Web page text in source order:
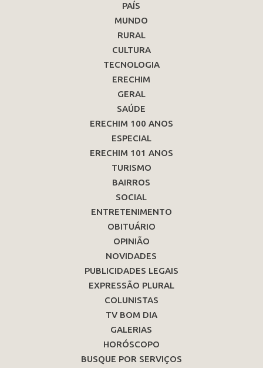
PAÍS
MUNDO
RURAL
CULTURA
TECNOLOGIA
ERECHIM
GERAL
SAÚDE
ERECHIM 100 ANOS
ESPECIAL
ERECHIM 101 ANOS
TURISMO
BAIRROS
SOCIAL
ENTRETENIMENTO
OBITUÁRIO
OPINIÃO
NOVIDADES
PUBLICIDADES LEGAIS
EXPRESSÃO PLURAL
COLUNISTAS
TV BOM DIA
GALERIAS
HORÓSCOPO
BUSQUE POR SERVIÇOS